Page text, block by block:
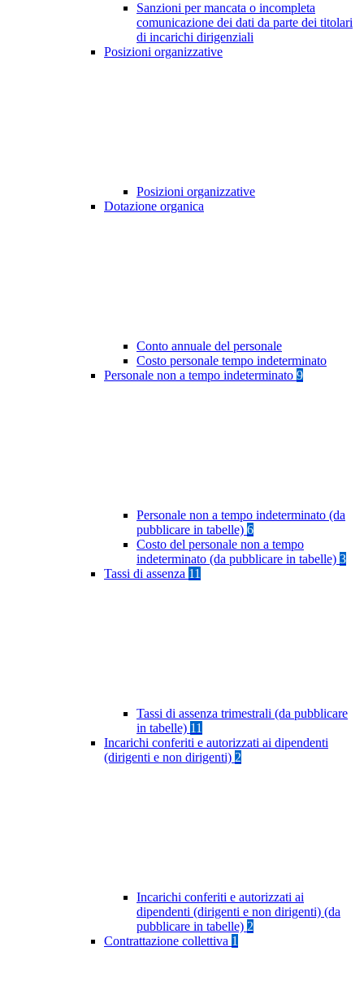
Sanzioni per mancata o incompleta
comunicazione dei dati da parte dei titolari
di incarichi dirigenziali
Posizioni organizzative
Posizioni organizzative
Dotazione organica
Conto annuale del personale
Costo personale tempo indeterminato
Personale non a tempo indeterminato 9
Personale non a tempo indeterminato (da
pubblicare in tabelle) 6
Costo del personale non a tempo
indeterminato (da pubblicare in tabelle) 3
Tassi di assenza 11
Tassi di assenza trimestrali (da pubblicare
in tabelle) 11
Incarichi conferiti e autorizzati ai dipendenti
(dirigenti e non dirigenti) 2
Incarichi conferiti e autorizzati ai
dipendenti (dirigenti e non dirigenti) (da
pubblicare in tabelle) 2
Contrattazione collettiva 1